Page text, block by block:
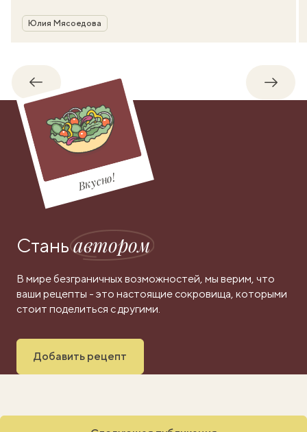
Автор
Юлия Мясоедова
Обратно
Вкусно!
Станьавтором
В мире безграничных возможностей, мы верим, что
ваши рецепты - это настоящие сокровища, которыми
стоит поделиться с другими.
Добавить рецепт